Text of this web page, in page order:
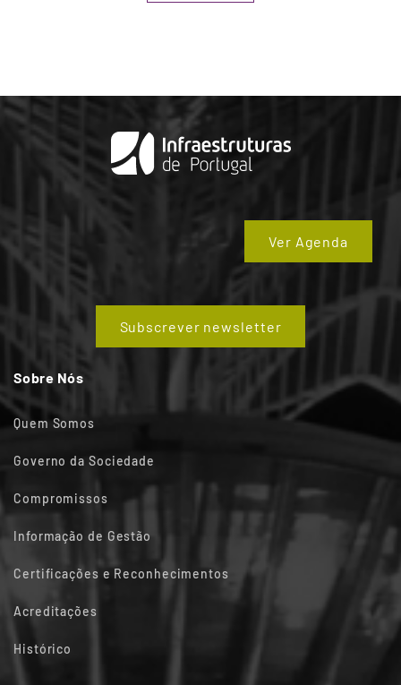
Ver Agenda
Subscrever newsletter
Sobre Nós
Quem Somos
Governo da Sociedade
Compromissos
Informação de Gestão
Certificações e Reconhecimentos
Acreditações
Histórico